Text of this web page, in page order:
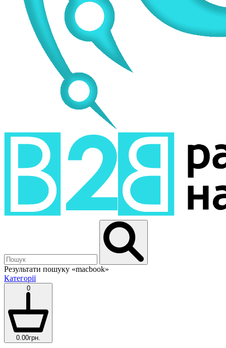
Результати пошуку «macbook»
Категорії
0
0.00грн.